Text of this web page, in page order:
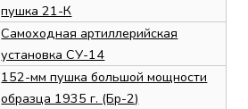
пушка 21-К
Самоходная артиллерийская
установка СУ-14
152-мм пушка большой мощности
образца 1935 г. (Бр-2)